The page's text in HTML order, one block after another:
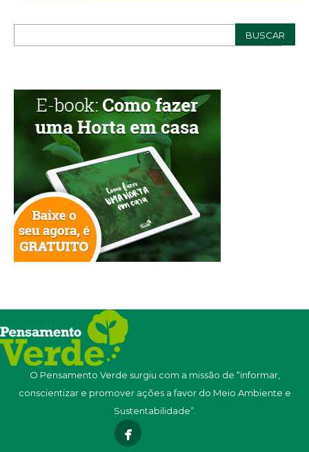
O Pensamento Verde surgiu com a missão de “informar,
conscientizar e promover ações a favor do Meio Ambiente e
Sustentabilidade”.